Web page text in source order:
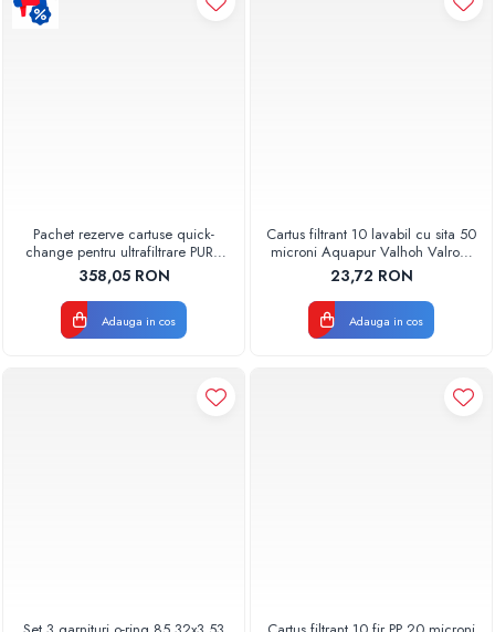
Pachet rezerve cartuse quick-
change pentru ultrafiltrare PUR4
Aquapur Valhoh Valrom
358,05 RON
Adauga in cos
Cartus filtrant 10 lavabil cu sita 50
microni Aquapur Valhoh Valrom
AQUA07000310050
23,72 RON
Adauga in cos